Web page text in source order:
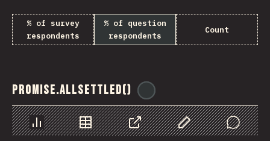
% of survey
respondents
% of question
respondents
Count
Promise.allSettled()
Chart Data Share Customize Data
Comments